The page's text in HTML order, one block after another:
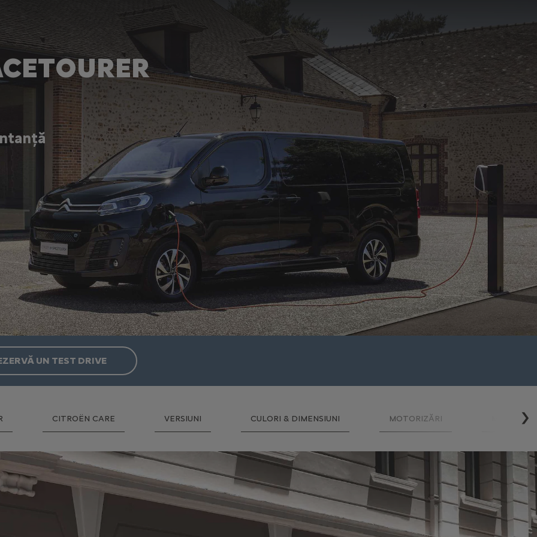
UN TEST DRIVE
CITROËN CARE VERSIUNI CULORI & DIMENSIUNI MOTORIZĂRI MERGI